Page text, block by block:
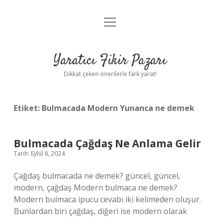
Anasayfa
Yasal Uyarı
menüyü
Yaratıcı Fikir Pazarı
Dikkat çeken önerilerle fark yarat!
Etiket: Bulmacada Modern Yunanca ne demek
Bulmacada Çağdaş Ne Anlama Gelir
Tarih: Eylül 8, 2024
Çağdaş bulmacada ne demek? güncel, güncel,
modern, çağdaş Modern bulmaca ne demek?
Modern bulmaca ipucu cevabı iki kelimeden oluşur.
Bunlardan biri çağdaş, diğeri ise modern olarak